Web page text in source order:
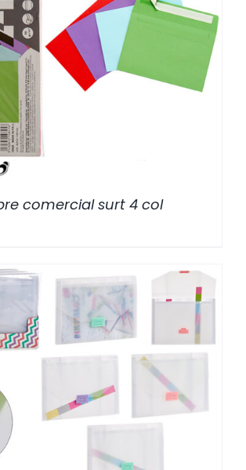
DETALLES
comercial surt 4 col
DETALLES